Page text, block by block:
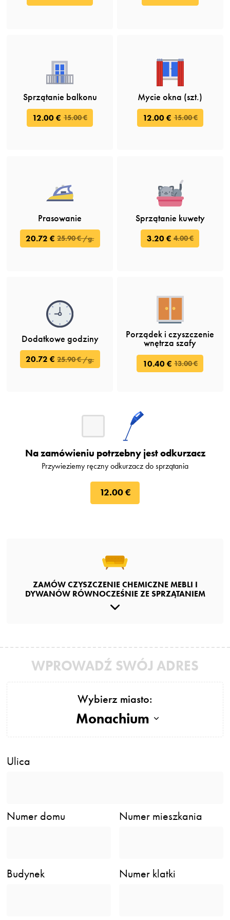
Sprzątanie balkonu
12.00 € 15.00 €
Mycie okna (szt.)
12.00 € 15.00 €
Prasowanie
20.72 € 25.90 € /g.
Sprzątanie kuwety
3.20 € 4.00 €
Dodatkowe godziny
20.72 € 25.90 € /g.
Porządek i czyszczenie
wnętrza szafy
10.40 € 13.00 €
Na zamówieniu potrzebny jest odkurzacz
Przywieziemy ręczny odkurzacz do sprzątania
12.00 €
ZAMÓW CZYSZCZENIE CHEMICZNE MEBLI I
DYWANÓW RÓWNOCZEŚNIE ZE SPRZĄTANIEM
WPROWADŹ SWÓJ ADRES
Wybierz miasto:
Monachium
Ulica
Numer domu Numer mieszkania
Budynek Numer klatki